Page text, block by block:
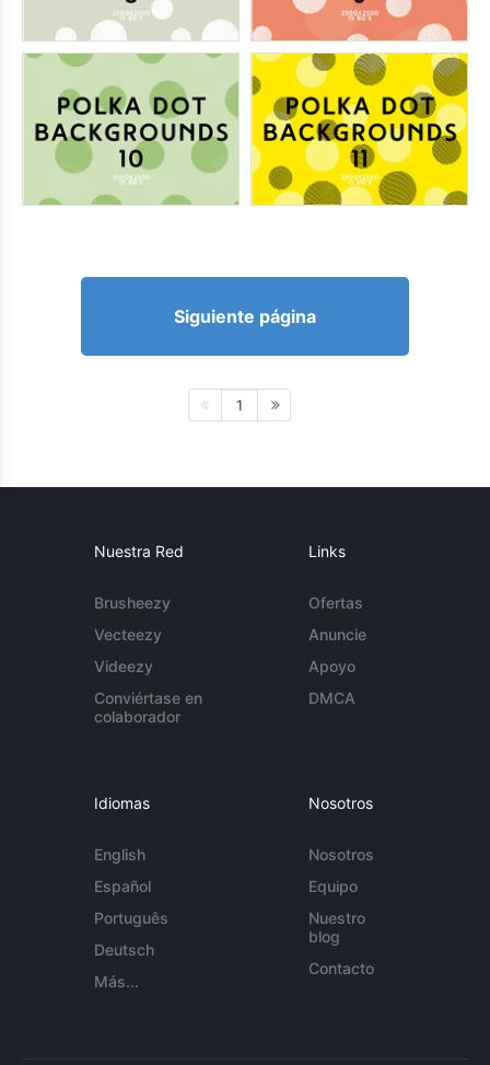
Siguiente página
1
Nuestra Red
Brusheezy
Vecteezy
Videezy
Conviértase en
colaborador
Links
Ofertas
Anuncie
Apoyo
DMCA
Idiomas
English
Español
Português
Deutsch
Más...
Nosotros
Nosotros
Equipo
Nuestro
blog
Contacto